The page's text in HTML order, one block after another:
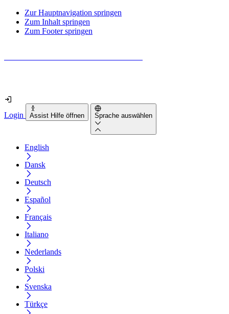
Zur Hauptnavigation springen
Zum Inhalt springen
Zum Footer springen
Login Assist Hilfe öffnen Sprache auswählen
English
Dansk
Deutsch
Español
Français
Italiano
Nederlands
Polski
Svenska
Türkçe